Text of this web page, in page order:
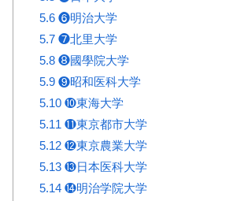
5.6❻明治大学
5.7❼北里大学
5.8❽國學院大学
5.9❾昭和医科大学
5.10❿東海大学
5.11 ⓫東京都市大学
5.12⓬東京農業大学
5.13⓭日本医科大学
5.14⓮明治学院大学